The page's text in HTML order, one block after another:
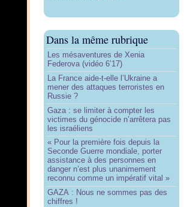
Dans la même rubrique
Les mésaventures de Xenia
Federova (vidéo 6’17)
La France aide-t-elle l’Ukraine a
mener des attaques terroristes en
Russie ?
Gaza : se limiter à compter les
victimes du génocide n’arrêtera pas
les israéliens
« Pour la première fois depuis la
Seconde Guerre mondiale, porter
assistance à des personnes en
danger n’est plus unanimement
reconnu comme un impératif vital »
GAZA : Nous ne sommes pas des
chiffres !